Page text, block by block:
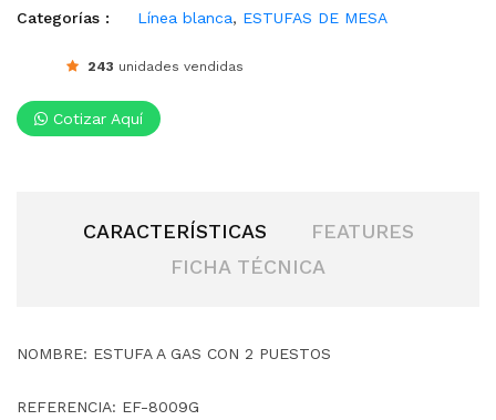
Categorías : Línea blanca, ESTUFAS DE MESA
243 unidades vendidas
Cotizar Aquí
CARACTERÍSTICAS
FEATURES
FICHA TÉCNICA
NOMBRE: ESTUFA A GAS CON 2 PUESTOS
REFERENCIA: EF-8009G